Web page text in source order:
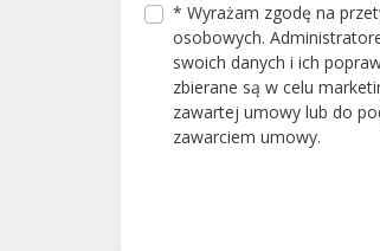
* Wyrażam zgodę na
osobowych.
swoich danych i ich
zbierane są w celu
zawartej umowy lub do
zawarciem umowy.